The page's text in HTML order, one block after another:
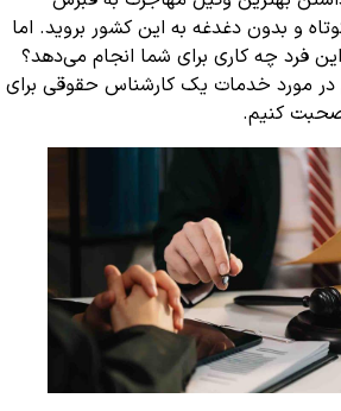
و بدون دغدغه به این کشور بروید. اما
این فرد چه کاری برای شما انجام می‌دهد؟
مورد خدمات یک کارشناس حقوقی برای
کنیم.